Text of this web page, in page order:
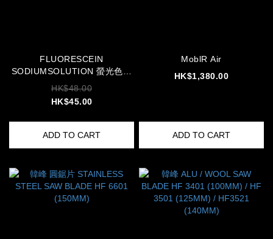
FLUORESCEIN
SODIUMSOLUTION 螢光色水
HK$48.00
HK$45.00
ADD TO CART
MoblR Air
HK$1,380.00
ADD TO CART